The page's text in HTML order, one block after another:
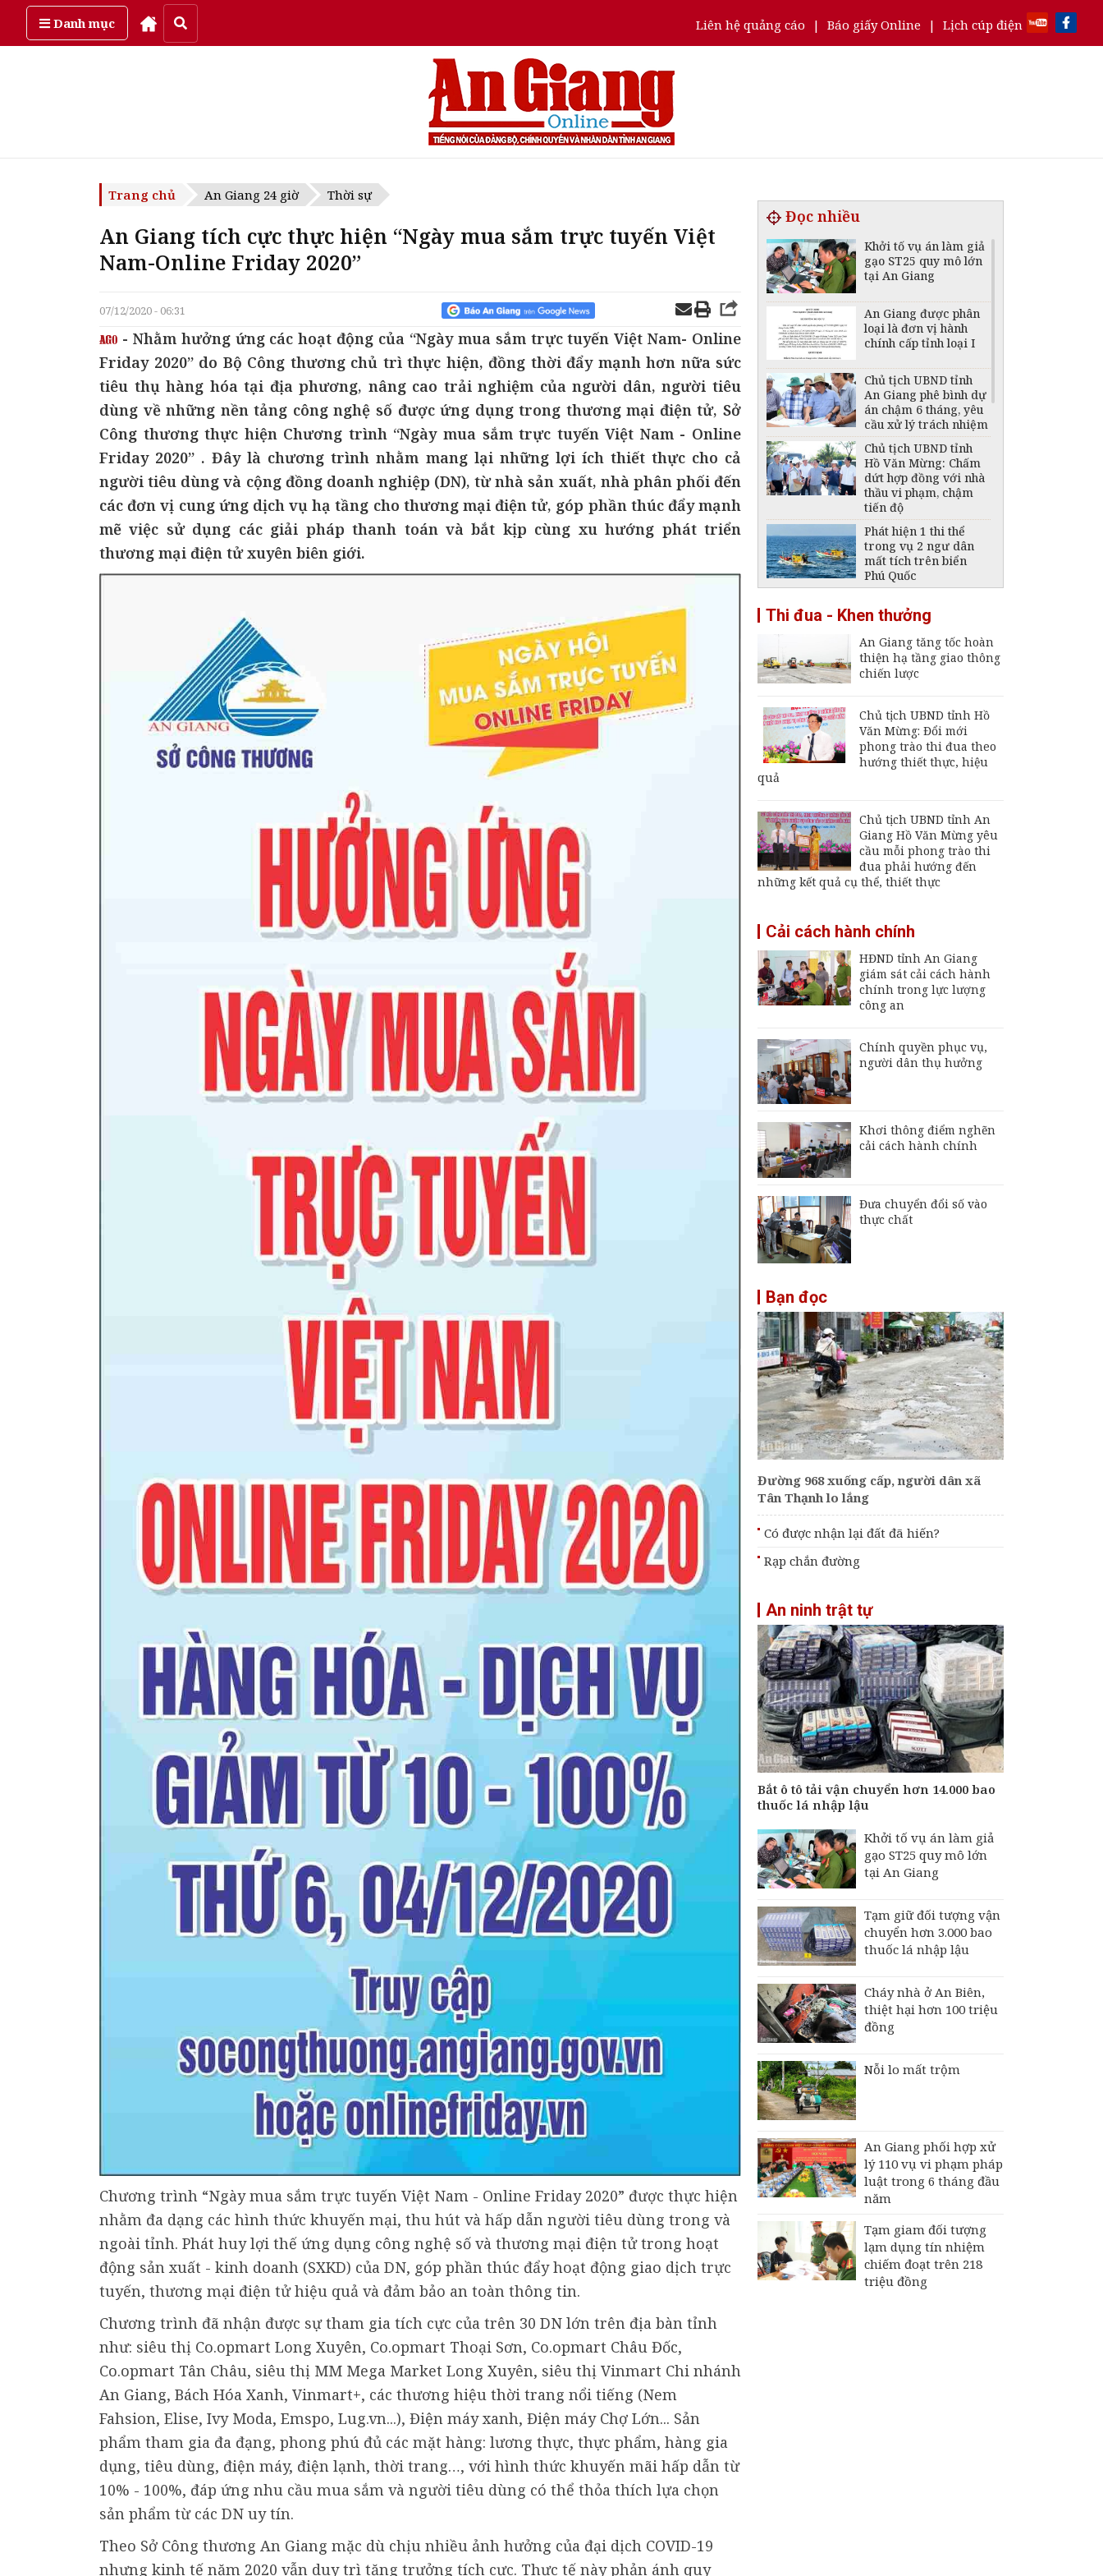
Danh mục Liên hệ quảng cáo | Báo giấy Online | Lịch cúp điện
Thứ bảy, ngày 8/08/2026
Trang chủ An Giang 24 giờ Thời sự
An Giang tích cực thực hiện “Ngày mua sắm trực tuyến Việt
Nam-Online Friday 2020”
07/12/2020 - 06:31
- Nhằm hưởng ứng các hoạt động của “Ngày mua sắm trực tuyến Việt Nam- Online
Friday 2020” do Bộ Công thương chủ trì thực hiện, đồng thời đẩy mạnh hơn nữa sức
tiêu thụ hàng hóa tại địa phương, nâng cao trải nghiệm của người dân, người tiêu
dùng về những nền tảng công nghệ số được ứng dụng trong thương mại điện tử, Sở
Công thương thực hiện Chương trình “Ngày mua sắm trực tuyến Việt Nam - Online
Friday 2020” . Đây là chương trình nhằm mang lại những lợi ích thiết thực cho cả
người tiêu dùng và cộng đồng doanh nghiệp (DN), từ nhà sản xuất, nhà phân phối đến
các đơn vị cung ứng dịch vụ hạ tầng cho thương mại điện tử, góp phần thúc đẩy mạnh
mẽ việc sử dụng các giải pháp thanh toán và bắt kịp cùng xu hướng phát triển
thương mại điện tử xuyên biên giới.
Chương trình “Ngày mua sắm trực tuyến Việt Nam - Online Friday 2020” được thực hiện
nhằm đa dạng các hình thức khuyến mại, thu hút và hấp dẫn người tiêu dùng trong và
ngoài tỉnh. Phát huy lợi thế ứng dụng công nghệ số và thương mại điện tử trong hoạt
động sản xuất - kinh doanh (SXKD) của DN, góp phần thúc đẩy hoạt động giao dịch trực
tuyến, thương mại điện tử hiệu quả và đảm bảo an toàn thông tin.
Chương trình đã nhận được sự tham gia tích cực của trên 30 DN lớn trên địa bàn tỉnh
như: siêu thị Co.opmart Long Xuyên, Co.opmart Thoại Sơn, Co.opmart Châu Đốc,
Co.opmart Tân Châu, siêu thị MM Mega Market Long Xuyên, siêu thị Vinmart Chi nhánh
An Giang, Bách Hóa Xanh, Vinmart+, các thương hiệu thời trang nổi tiếng (Nem
Fahsion, Elise, Ivy Moda, Emspo, Lug.vn...), Điện máy xanh, Điện máy Chợ Lớn... Sản
phẩm tham gia đa đạng, phong phú đủ các mặt hàng: lương thực, thực phẩm, hàng gia
dụng, tiêu dùng, điện máy, điện lạnh, thời trang…, với hình thức khuyến mãi hấp dẫn từ
10% - 100%, đáp ứng nhu cầu mua sắm và người tiêu dùng có thể thỏa thích lựa chọn
sản phẩm từ các DN uy tín.
Theo Sở Công thương An Giang mặc dù chịu nhiều ảnh hưởng của đại dịch COVID-19
nhưng kinh tế năm 2020 vẫn duy trì tăng trưởng tích cực. Thực tế này phản ánh quy
Đọc nhiều
Khởi tố vụ án làm giả
gạo ST25 quy mô lớn
tại An Giang
An Giang được phân
loại là đơn vị hành
chính cấp tỉnh loại I
Chủ tịch UBND tỉnh
An Giang phê bình dự
án chậm 6 tháng, yêu
cầu xử lý trách nhiệm
Chủ tịch UBND tỉnh
Hồ Văn Mừng: Chấm
dứt hợp đồng với nhà
thầu vi phạm, chậm
tiến độ
Phát hiện 1 thi thể
trong vụ 2 ngư dân
mất tích trên biển
Phú Quốc
giảm mức cung cấp
điện trên địa bàn tỉnh
An Giang ngày 6 -
7/8/2026
Đại tá Nguyễn Việt
Chính ủy Bộ Chỉ huy
Quân sự tỉnh An
Giang
Đội K92 quy tập thêm
Thường trực UBND
tỉnh An Giang yêu cầu
sớm đưa cảng biển
An Thới hoạt động trở
vận hành nhà máy xử
trễ sẽ thu hồi dự án
Thi đua - Khen thưởng
An Giang tăng tốc hoàn
thiện hạ tầng giao thông
chiến lược
Chủ tịch UBND tỉnh Hồ
Văn Mừng: Đổi mới
phong trào thi đua theo
hướng thiết thực, hiệu
quả
Chủ tịch UBND tỉnh An
Giang Hồ Văn Mừng yêu
cầu mỗi phong trào thi
đua phải hướng đến
những kết quả cụ thể, thiết thực
Cải cách hành chính
HĐND tỉnh An Giang
giám sát cải cách hành
chính trong lực lượng
công an
Chính quyền phục vụ,
người dân thụ hưởng
Khơi thông điểm nghẽn
cải cách hành chính
Đưa chuyển đổi số vào
thực chất
Bạn đọc
Đường 968 xuống cấp, người dân xã
Tân Thạnh lo lắng
Có được nhận lại đất đã hiến?
Rạp chắn đường
An ninh trật tự
Bắt ô tô tải vận chuyển hơn 14.000 bao
thuốc lá nhập lậu
Khởi tố vụ án làm giả
gạo ST25 quy mô lớn
tại An Giang
Tạm giữ đối tượng vận
chuyển hơn 3.000 bao
thuốc lá nhập lậu
Cháy nhà ở An Biên,
thiệt hại hơn 100 triệu
đồng
Nỗi lo mất trộm
An Giang phối hợp xử
lý 110 vụ vi phạm pháp
luật trong 6 tháng đầu
năm
Tạm giam đối tượng
lạm dụng tín nhiệm
chiếm đoạt trên 218
triệu đồng